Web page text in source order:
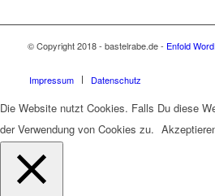
© Copyright 2018 - bastelrabe.de - Enfold
Impressum Datenschutz
Die Website nutzt Cookies. Falls Du diese
der Verwendung von Cookies zu.